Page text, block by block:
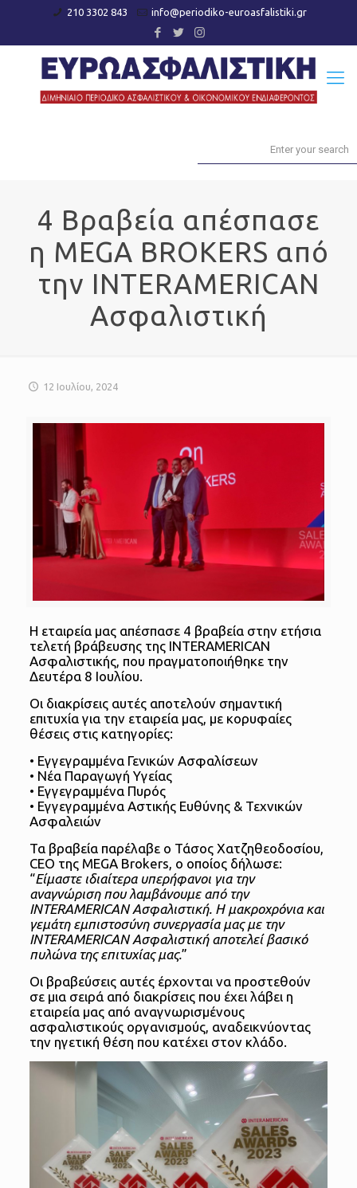
210 3302 843 info@periodiko-euroasfalistiki.gr
4 Βραβεία απέσπασε
η MEGA BROKERS από
την INTERAMERICAN
Ασφαλιστική
12 Ιουλίου, 2024
Η εταιρεία μας απέσπασε 4 βραβεία στην ετήσια
τελετή βράβευσης της INTERAMERICAN
Ασφαλιστικής, που πραγματοποιήθηκε την
Δευτέρα 8 Ιουλίου.
Οι διακρίσεις αυτές αποτελούν σημαντική
επιτυχία για την εταιρεία μας, με κορυφαίες
θέσεις στις κατηγορίες:
• Εγγεγραμμένα Γενικών Ασφαλίσεων
• Νέα Παραγωγή Υγείας
• Εγγεγραμμένα Πυρός
• Εγγεγραμμένα Αστικής Ευθύνης & Τεχνικών
Ασφαλειών
Τα βραβεία παρέλαβε ο Τάσος Χατζηθεοδοσίου,
CEO της MEGA Brokers, o οποίoς δήλωσε:
“Είμαστε ιδιαίτερα υπερήφανοι για την
αναγνώριση που λαμβάνουμε από την
INTERAMERICAN Ασφαλιστική. Η μακροχρόνια και
γεμάτη εμπιστοσύνη συνεργασία μας με την
INTERAMERICAN Ασφαλιστική αποτελεί βασικό
πυλώνα της επιτυχίας μας.”
Οι βραβεύσεις αυτές έρχονται να προστεθούν
σε μια σειρά από διακρίσεις που έχει λάβει η
εταιρεία μας από αναγνωρισμένους
ασφαλιστικούς οργανισμούς, αναδεικνύοντας
την ηγετική θέση που κατέχει στον κλάδο.